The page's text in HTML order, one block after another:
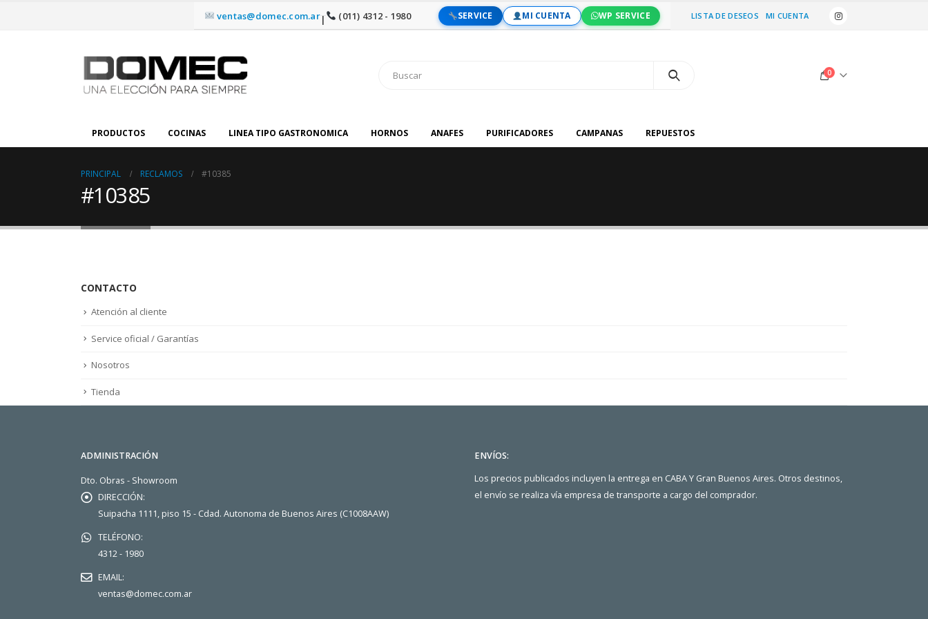
ventas@domec.com.ar| (011) 4312 - 1980 SERVICE MI CUENTA WP SERVICE LISTA DE DESEOS MI CUENTA
0
PRODUCTOS COCINAS LINEA TIPO GASTRONOMICA HORNOS ANAFES PURIFICADORES CAMPANAS REPUESTOS
PRINCIPAL RECLAMOS #10385
#10385
CONTACTO
Atención al cliente
Service oficial / Garantías
Nosotros
Tienda
ADMINISTRACIÓN
Dto. Obras - Showroom
DIRECCIÓN:
Suipacha 1111, piso 15 - Cdad. Autonoma de Buenos Aires (C1008AAW)
TELÉFONO:
4312 - 1980
EMAIL:
ventas@domec.com.ar
ENVÍOS:
Los precios publicados incluyen la entrega en CABA Y Gran Buenos Aires. Otros destinos,
el envío se realiza vía empresa de transporte a cargo del comprador.